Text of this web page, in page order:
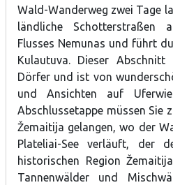
Wald-Wanderweg zwei Tage
ländliche Schotterstraßen
Flusses Nemunas und führt
Kulautuva. Dieser
Dörfer und ist von
und Ansichten auf
Abschlussetappe müssen Sie
Žemaitija gelangen, wo der
Plateliai-See verläuft, der
historischen Region
Tannenwälder und